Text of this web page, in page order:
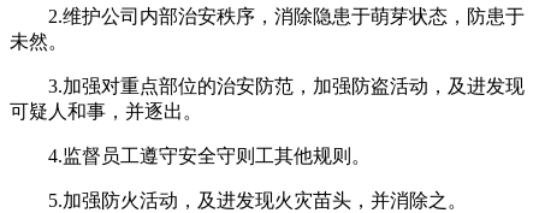
2.维护公司内部治安秩序，消除隐患于萌芽状态，防患于
未然。
3.加强对重点部位的治安防范，加强防盗活动，及进发现
可疑人和事，并逐出。
4.监督员工遵守安全守则工其他规则。
5.加强防火活动，及进发现火灾苗头，并消除之。